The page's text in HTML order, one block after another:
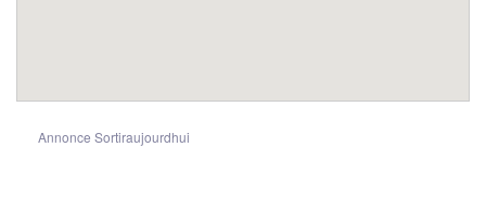
Annonce Sortiraujourdhui